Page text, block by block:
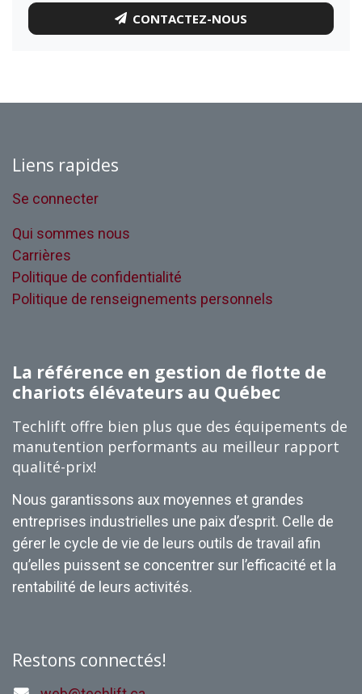
CONTACTEZ-NOUS
Liens rapides
Se connecter
Qui sommes nous
Carrières
Politique de confidentialité
Politique de renseignements personnels
La référence en gestion de flotte de
chariots élévateurs au Québec
Techlift offre bien plus que des équipements de
manutention performants au meilleur rapport
qualité-prix!
Nous garantissons aux moyennes et grandes
entreprises industrielles une paix d’esprit. Celle de
gérer le cycle de vie de leurs outils de travail afin
qu’elles puissent se concentrer sur l’efficacité et la
rentabilité de leurs activités.
Restons connectés!